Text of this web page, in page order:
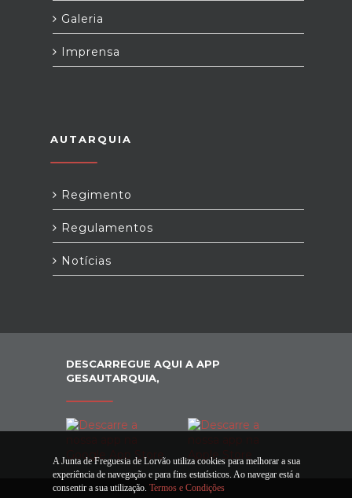
Galeria
Imprensa
AUTARQUIA
Regimento
Regulamentos
Notícias
DESCARREGUE AQUI A APP
GESAUTARQUIA,
A Junta de Freguesia de Lorvão utiliza cookies para melhorar a sua
experiência de navegação e para fins estatísticos. Ao navegar está a
consentir a sua utilização. Termos e Condições